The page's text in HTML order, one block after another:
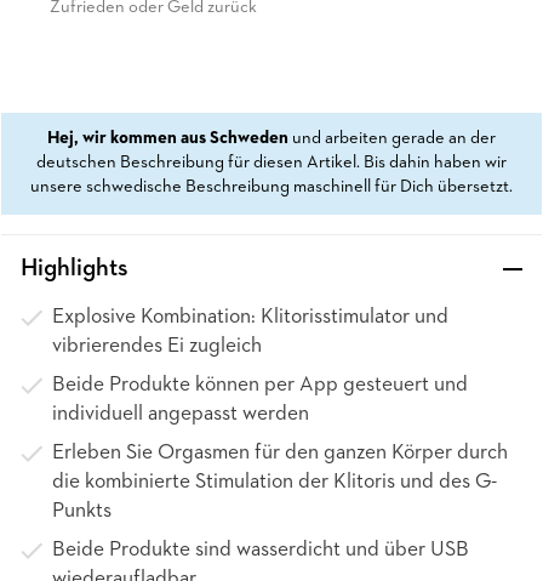
Zufrieden oder Geld zurück
Hej, wir kommen aus Schweden und arbeiten gerade an der
deutschen Beschreibung für diesen Artikel. Bis dahin haben wir
unsere schwedische Beschreibung maschinell für Dich übersetzt.
Highlights
Explosive Kombination: Klitorisstimulator und
vibrierendes Ei zugleich
Beide Produkte können per App gesteuert und
individuell angepasst werden
Erleben Sie Orgasmen für den ganzen Körper durch
die kombinierte Stimulation der Klitoris und des G-
Punkts
Beide Produkte sind wasserdicht und über USB